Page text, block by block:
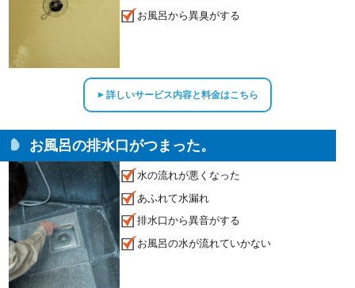
お風呂から異臭がする
▲詳しいサービス内容と料金はこちら
お風呂の排水口がつまった。
水の流れが悪くなった
あふれて水漏れ
排水口から異音がする
お風呂の水が流れていかない